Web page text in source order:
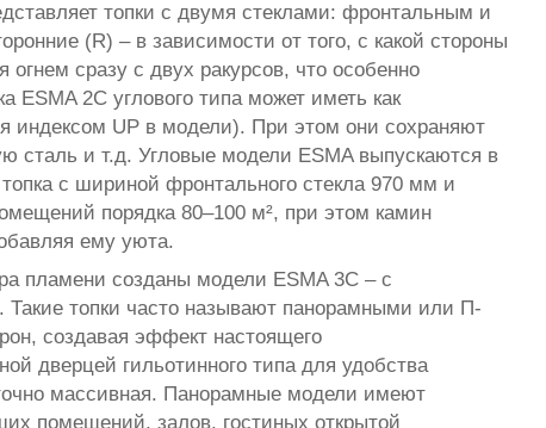
топки с двумя стеклами: фронтальным и
(R) – в зависимости от того, с какой стороны
сразу с двух ракурсов, что особенно
2C углового типа может иметь как
индексом UP в модели). При этом они сохраняют
сталь и т.д. Угловые модели ESMA выпускаются в
с шириной фронтального стекла 970 мм и
порядка 80–100 м², при этом камин
ему уюта.
пламени созданы модели ESMA 3C – с
Такие топки часто называют панорамными или П-
создавая эффект настоящего
дверцей гильотинного типа для удобства
массивная. Панорамные модели имеют
помещений, залов, гостиных открытой